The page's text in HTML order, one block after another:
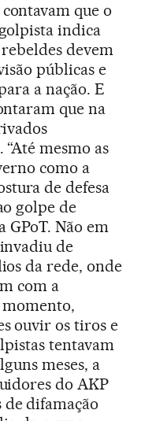
que o
indica
devem
públicas e
a nação. E
que na
mesmo as
como a
de defesa
golpe de
GPoT. Não em
de
da rede, onde
com a
momento,
ouvir os tiros e
tentavam
meses, a
do AKP
difamação